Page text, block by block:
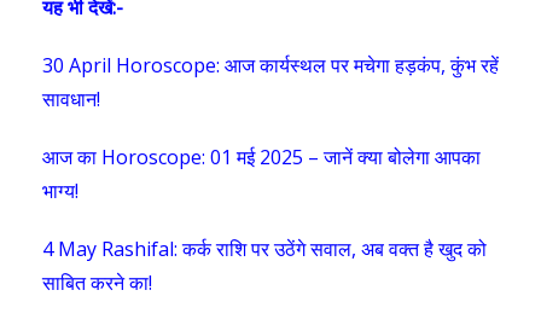
यह भी देखें:-
30 April Horoscope: आज कार्यस्थल पर मचेगा हड़कंप, कुंभ रहें
सावधान!
आज का Horoscope: 01 मई 2025 – जानें क्या बोलेगा आपका
भाग्य!
4 May Rashifal: कर्क राशि पर उठेंगे सवाल, अब वक्त है खुद को
साबित करने का!